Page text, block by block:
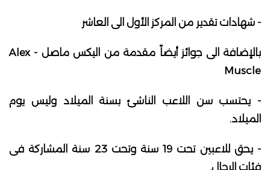
- شهادات تقدير من المركز الأول الى العاشر
بالإضافة الى جوائز أيضاً مقدمة من اليكس ماصل - Alex
Muscle
- يحتسب سن اللاعب الناشئ بسنة الميلاد وليس يوم
الميلاد.
- يحق للاعبين تحت 19 سنة وتحت 23 سنة المشاركة فى
فئات الرجال.